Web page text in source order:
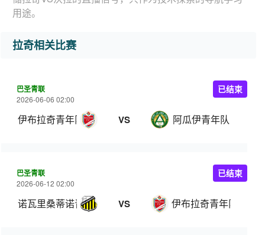
用途。
拉奇相关比赛
巴圣青联
2026-06-06 02:00
伊布拉奇青年队 VS 阿瓜伊青年队
已结束
巴圣青联
2026-06-12 02:00
诺瓦里桑蒂诺青年队 VS 伊布拉奇青年队
已结束